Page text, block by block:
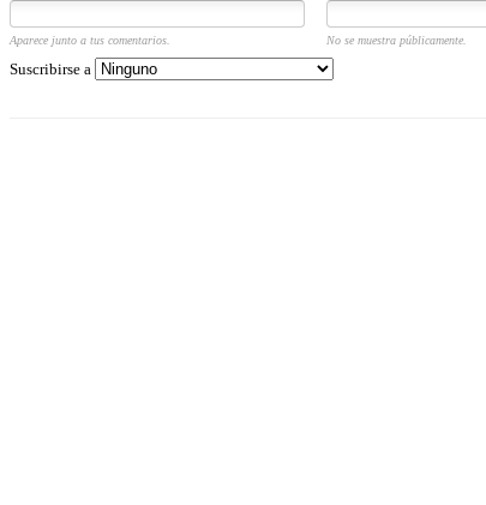
Aparece junto a tus comentarios. No se muestra públicamente.
Suscribirse a